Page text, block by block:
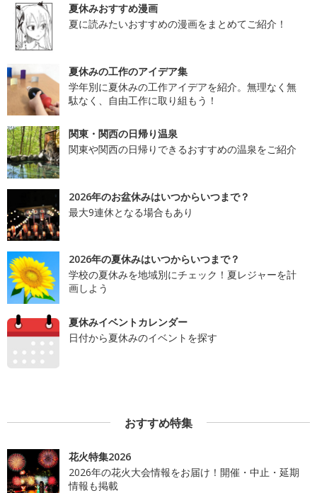
夏休みおすすめ漫画
夏に読みたいおすすめの漫画をまとめてご紹介！
夏休みの工作のアイデア集
学年別に夏休みの工作アイデアを紹介。無理なく無
駄なく、自由工作に取り組もう！
関東・関西の日帰り温泉
関東や関西の日帰りできるおすすめの温泉をご紹介
2026年のお盆休みはいつからいつまで？
最大9連休となる場合もあり
2026年の夏休みはいつからいつまで？
学校の夏休みを地域別にチェック！夏レジャーを計
画しよう
夏休みイベントカレンダー
日付から夏休みのイベントを探す
おすすめ特集
花火特集2026
2026年の花火大会情報をお届け！開催・中止・延期
情報も掲載